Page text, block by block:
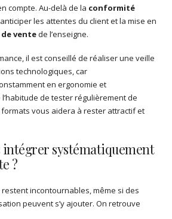
compte. Au-delà de la conformité
anticiper les attentes du client et la mise en
ventede l’enseigne.
il est conseillé de réaliser une veille
technologiques, car
en ergonomie et
de tester régulièrement de
vous aidera à rester attractif et
intégrer systématiquement
?
incontournables, même si des
peuvent s’y ajouter. On retrouve